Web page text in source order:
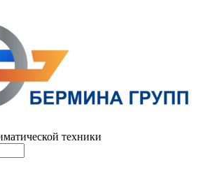
техники